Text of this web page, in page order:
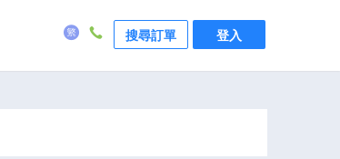
搜尋訂單 登入